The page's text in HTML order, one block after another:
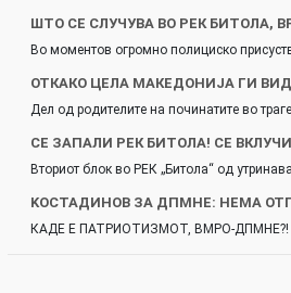
ШТО СЕ СЛУЧУВА ВО РЕК БИТОЛА,
Во моментов огромно полициско
ОТКАКО ЦЕЛА МАКЕДОНИЈА ГИ
Дел од родителите на починатите во
СЕ ЗАПАЛИ РЕК БИТОЛА! СЕ
Вториот блок во РЕК „Битола“ од
KOСТАДИНОВ ЗА ДПМНЕ: НЕМА
КАДЕ Е ПАТРИОТИЗМОТ, ВМРО-ДПМНЕ?!